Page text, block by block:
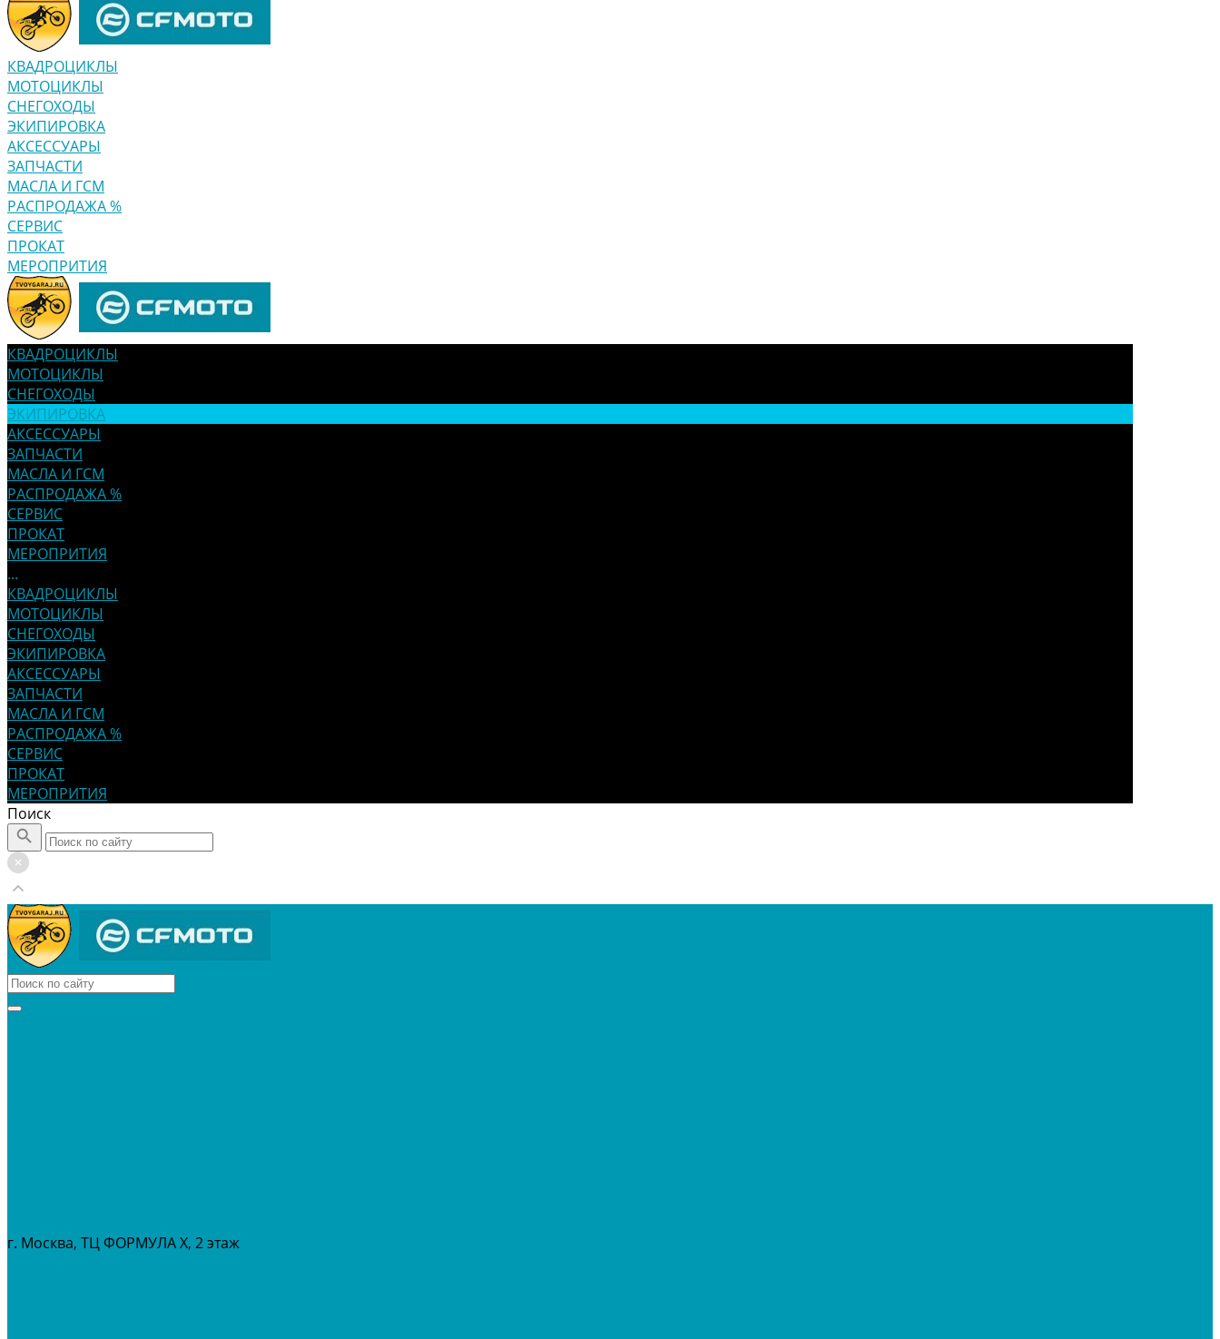
КВАДРОЦИКЛЫ
МОТОЦИКЛЫ
СНЕГОХОДЫ
ЭКИПИРОВКА
АКСЕССУАРЫ
ЗАПЧАСТИ
МАСЛА И ГСМ
РАСПРОДАЖА %
СЕРВИС
ПРОКАТ
МЕРОПРИТИЯ
КВАДРОЦИКЛЫ
МОТОЦИКЛЫ
СНЕГОХОДЫ
ЭКИПИРОВКА
АКСЕССУАРЫ
ЗАПЧАСТИ
МАСЛА И ГСМ
РАСПРОДАЖА %
СЕРВИС
ПРОКАТ
МЕРОПРИТИЯ
...
КВАДРОЦИКЛЫ
МОТОЦИКЛЫ
СНЕГОХОДЫ
ЭКИПИРОВКА
АКСЕССУАРЫ
ЗАПЧАСТИ
МАСЛА И ГСМ
РАСПРОДАЖА %
СЕРВИС
ПРОКАТ
МЕРОПРИТИЯ
Поиск
г. Москва, ТЦ ФОРМУЛА Х, 2 этаж